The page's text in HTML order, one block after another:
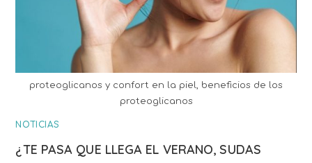
proteoglicanos y confort en la piel, beneficios de los
proteoglicanos
NOTICIAS
¿TE PASA QUE LLEGA EL VERANO, SUDAS